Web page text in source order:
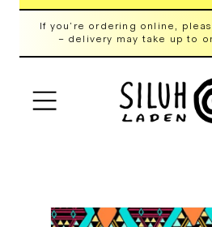
If you're ordering online,
– delivery may take up to
Skip to